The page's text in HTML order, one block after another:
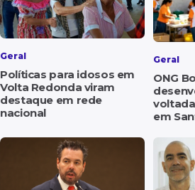
Geral
Políticas para idosos em
Volta Redonda viram
destaque em rede
nacional
Geral
ONG
em